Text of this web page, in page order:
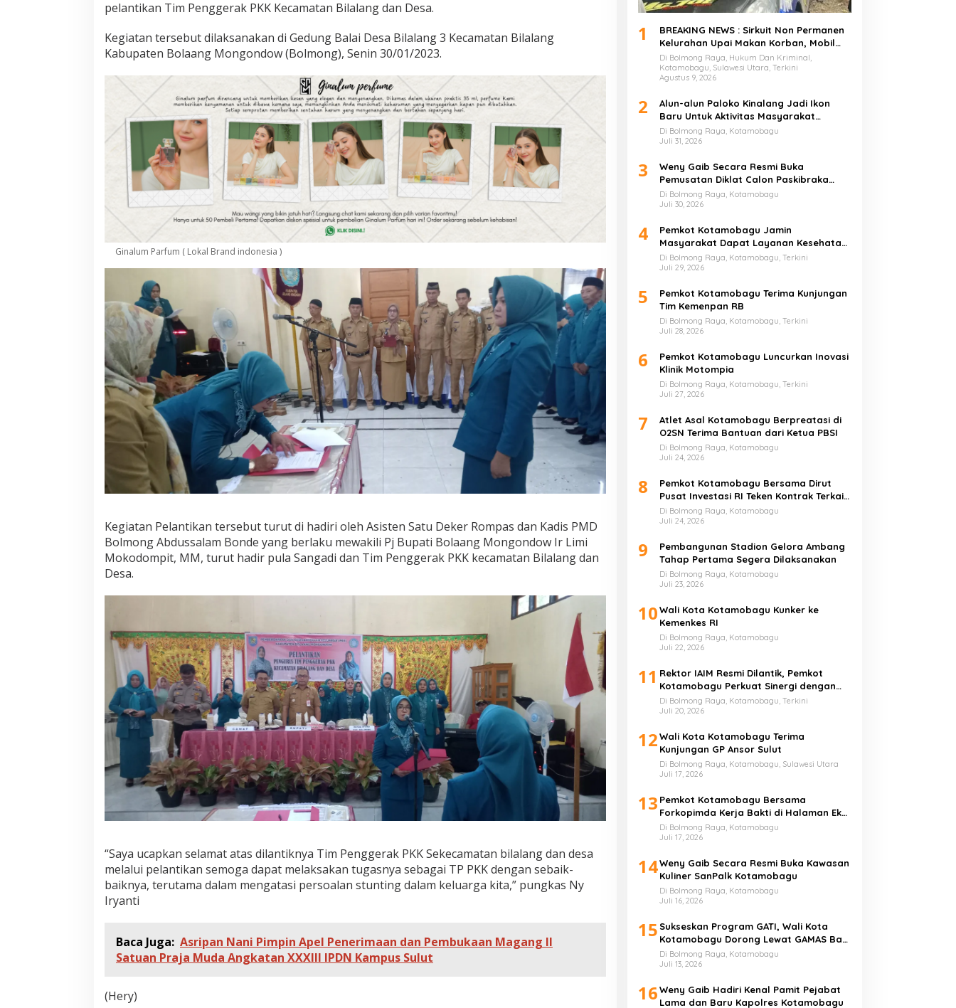
a
l
m
P
a
n
n
T
P
n
e
k
P
K
K
K
e
c
m
a
n
B
i
l
a
n
pelantikan Tim Penggerak PKK Kecamatan Bilalang dan Desa.
Kegiatan tersebut dilaksanakan di Gedung Balai Desa Bilalang 3 Kecamatan Bilalang
Kabupaten Bolaang Mongondow (Bolmong), Senin 30/01/2023.
Ginalum Parfum ( Lokal Brand indonesia )
Kegiatan Pelantikan tersebut turut di hadiri oleh Asisten Satu Deker Rompas dan Kadis PMD
Bolmong Abdussalam Bonde yang berlaku mewakili Pj Bupati Bolaang Mongondow Ir Limi
Mokodompit, MM, turut hadir pula Sangadi dan Tim Penggerak PKK kecamatan Bilalang dan
Desa.
“Saya ucapkan selamat atas dilantiknya Tim Penggerak PKK Sekecamatan bilalang dan desa
melalui pelantikan semoga dapat melaksakan tugasnya sebagai TP PKK dengan sebaik-
baiknya, terutama dalam mengatasi persoalan stunting dalam keluarga kita,” pungkas Ny
Iryanti
Baca Juga: Asripan Nani Pimpin Apel Penerimaan dan Pembukaan Magang II
Satuan Praja Muda Angkatan XXXIII IPDN Kampus Sulut
(Hery)
1
BREAKING NEWS : Sirkuit Non Permanen
Kelurahan Upai Makan Korban, Mobil
Peserta Hilang Kendali Tabrak
Penonton
Di Bolmong Raya, Hukum Dan Kriminal,
Kotamobagu, Sulawesi Utara, Terkini
Agustus 9, 2026
2
Alun-alun Paloko Kinalang Jadi Ikon
Baru Untuk Aktivitas Masyarakat
Kotamobagu
Di Bolmong Raya, Kotamobagu
Juli 31, 2026
3
Weny Gaib Secara Resmi Buka
Pemusatan Diklat Calon Paskibraka
Kotamobagu
Di Bolmong Raya, Kotamobagu
Juli 30, 2026
4
Pemkot Kotamobagu Jamin
Masyarakat Dapat Layanan Kesehatan
Gratis
Di Bolmong Raya, Kotamobagu, Terkini
Juli 29, 2026
5
Pemkot Kotamobagu Terima Kunjungan
Tim Kemenpan RB
Di Bolmong Raya, Kotamobagu, Terkini
Juli 28, 2026
6
Pemkot Kotamobagu Luncurkan Inovasi
Klinik Motompia
Di Bolmong Raya, Kotamobagu, Terkini
Juli 27, 2026
7
Atlet Asal Kotamobagu Berpreatasi di
O2SN Terima Bantuan dari Ketua PBSI
Di Bolmong Raya, Kotamobagu
Juli 24, 2026
8
Pemkot Kotamobagu Bersama Dirut
Pusat Investasi RI Teken Kontrak Terkait
UMKM
Di Bolmong Raya, Kotamobagu
Juli 24, 2026
9
Pembangunan Stadion Gelora Ambang
Tahap Pertama Segera Dilaksanakan
Di Bolmong Raya, Kotamobagu
Juli 23, 2026
10Wali Kota Kotamobagu Kunker ke
Kemenkes RI
Di Bolmong Raya, Kotamobagu
Juli 22, 2026
11 Rektor IAIM Resmi Dilantik, Pemkot
Kotamobagu Perkuat Sinergi dengan
Perguruan Tinggi
Di Bolmong Raya, Kotamobagu, Terkini
Juli 20, 2026
12Wali Kota Kotamobagu Terima
Kunjungan GP Ansor Sulut
Di Bolmong Raya, Kotamobagu, Sulawesi Utara
Juli 17, 2026
13 Pemkot Kotamobagu Bersama
Forkopimda Kerja Bakti di Halaman Eks
Kantor Bupati Bolmong
Di Bolmong Raya, Kotamobagu
Juli 17, 2026
14Weny Gaib Secara Resmi Buka Kawasan
Kuliner SanPalk Kotamobagu
Di Bolmong Raya, Kotamobagu
Juli 16, 2026
15 Sukseskan Program GATI, Wali Kota
Kotamobagu Dorong Lewat GAMAS Bagi
Anak Sekolah
Di Bolmong Raya, Kotamobagu
Juli 13, 2026
16Weny Gaib Hadiri Kenal Pamit Pejabat
Lama dan Baru Kapolres Kotamobagu